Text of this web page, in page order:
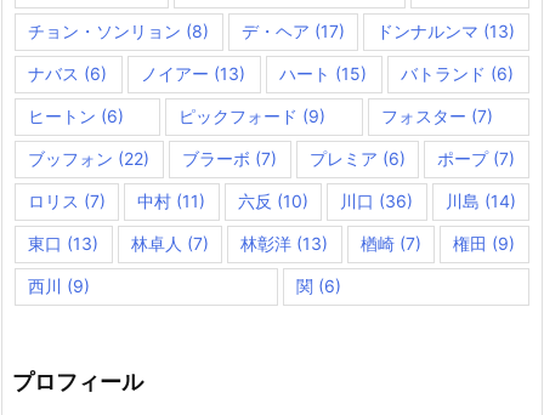
チョン・ソンリョン (8) デ・ヘア (17) ドンナルンマ (13)
ナバス (6) ノイアー (13) ハート (15) バトランド (6)
ヒートン (6) ピックフォード (9) フォスター (7)
ブッフォン (22) ブラーボ (7) プレミア (6) ポープ(7)
ロリス (7) 中村 (11) 六反 (10) 川口 (36) 川島 (14)
東口 (13) 林卓人 (7) 林彰洋 (13) 楢崎(7) 権田 (9)
西川 (9) 関 (6)
プロフィール